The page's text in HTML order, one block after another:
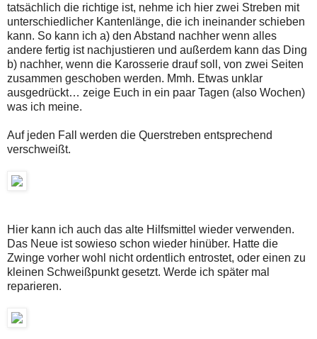
tatsächlich die richtige ist, nehme ich hier zwei Streben mit
unterschiedlicher Kantenlänge, die ich ineinander schieben
kann. So kann ich a) den Abstand nachher wenn alles
andere fertig ist nachjustieren und außerdem kann das Ding
b) nachher, wenn die Karosserie drauf soll, von zwei Seiten
zusammen geschoben werden. Mmh. Etwas unklar
ausgedrückt… zeige Euch in ein paar Tagen (also Wochen)
was ich meine.
Auf jeden Fall werden die Querstreben entsprechend
verschweißt.
Hier kann ich auch das alte Hilfsmittel wieder verwenden.
Das Neue ist sowieso schon wieder hinüber. Hatte die
Zwinge vorher wohl nicht ordentlich entrostet, oder einen zu
kleinen Schweißpunkt gesetzt. Werde ich später mal
reparieren.